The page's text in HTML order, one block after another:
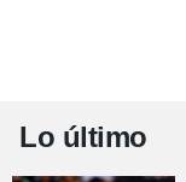
Lo último